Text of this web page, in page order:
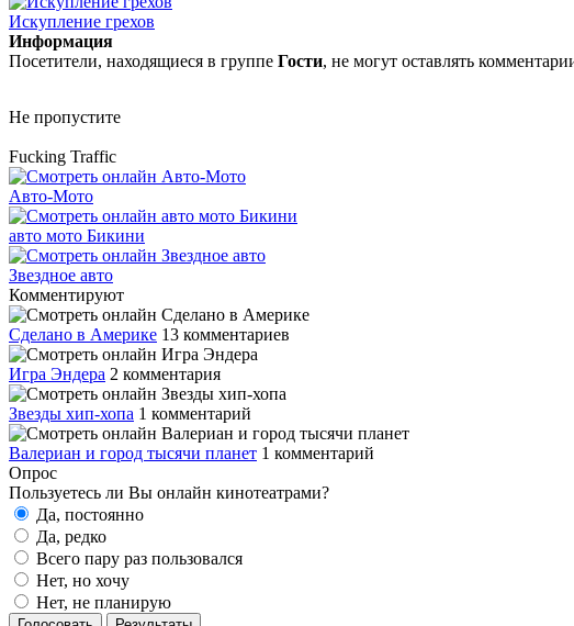
Искупление грехов
Информация
Посетители, находящиеся в группе Гости, не могут оставлять
Не пропустите
Fucking Traffic
Авто-Мото
авто мото Бикини
Звездное авто
Комментируют
Сделано в Америке 13 комментариев
Игра Эндера 2 комментария
Звезды хип-хопа 1 комментарий
Валериан и город тысячи планет 1 комментарий
Опрос
Пользуетесь ли Вы онлайн кинотеатрами?
Да, постоянно
Да, редко
Всего пару раз пользовался
Нет, но хочу
Нет, не планирую